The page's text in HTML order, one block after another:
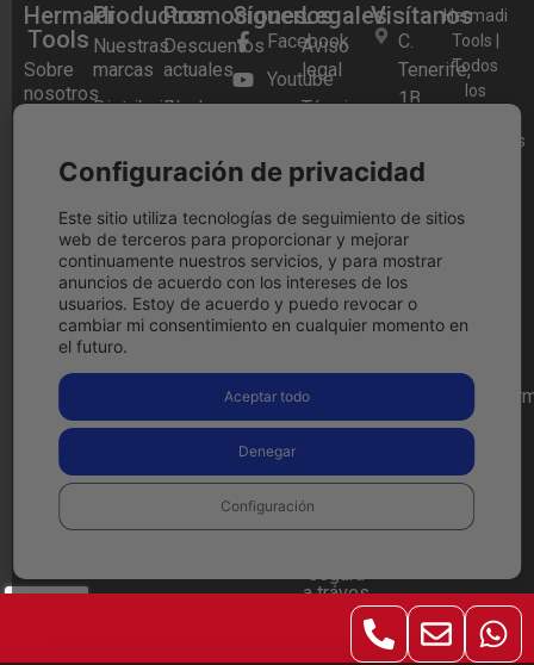
Hermadi
Tools
Sobre
nosotros
Frecuentes
física
Contacto
Productos
Nuestras
marcas
Distribuidor
Festool
Herramientas
a Bateria
Aspiradores
a Batería
Lijadoras
Promociones
Descuentos
actuales
Black
Festool
2025
Festool
Cashback
Síguenos
Facebook
Youtube
Legales
Aviso
legal
Términos y
Política
cookies
Política
de
privacidad
Condiciones
devolución
Pago
Compra
de
segura
a tráves
Visítanos
C.
Tenerife,
1B,
de
Madrid,
Madrid
Llámanos
ahora
916 97
Ver en
Hermadi
Tools |
Todos
los
reservados
Configuración de privacidad
Este sitio utiliza tecnologías de seguimiento de sitios
web de terceros para proporcionar y mejorar
continuamente nuestros servicios, y para mostrar
anuncios de acuerdo con los intereses de los
usuarios. Estoy de acuerdo y puedo revocar o
cambiar mi consentimiento en cualquier momento en
el futuro.
Aceptar todo
Denegar
Configuración